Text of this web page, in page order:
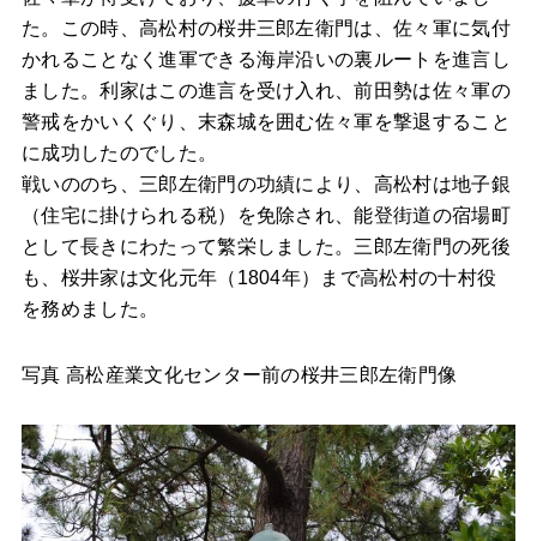
た。この時、高松村の桜井三郎左衛門は、佐々軍に気付
かれることなく進軍できる海岸沿いの裏ルートを進言し
ました。利家はこの進言を受け入れ、前田勢は佐々軍の
警戒をかいくぐり、末森城を囲む佐々軍を撃退すること
に成功したのでした。
戦いののち、三郎左衛門の功績により、高松村は地子銀
（住宅に掛けられる税）を免除され、能登街道の宿場町
として長きにわたって繁栄しました。三郎左衛門の死後
も、桜井家は文化元年（1804年）まで高松村の十村役
を務めました。
写真 高松産業文化センター前の桜井三郎左衛門像